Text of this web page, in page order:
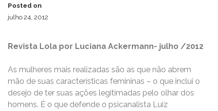
Posted on
julho 24, 2012
Revista Lola por Luciana Ackermann- julho /2012
As mulheres mais realizadas são as que não abrem
mão de suas características femininas – o que inclui o
desejo de ter suas ações legitimadas pelo olhar dos
homens. É o que defende o psicanalista Luiz